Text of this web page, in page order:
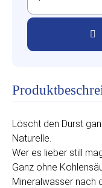
Löscht den Durst
Naturelle.
Wer es lieber still
Ganz ohne
Mineralwasser nach